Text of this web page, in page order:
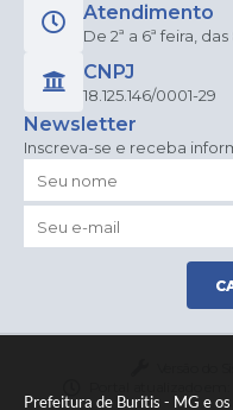
Prefeitura de Buritis - MG e
Atendimento
De 2ª a 6ª feira, das
CNPJ
18.125.146/0001-29
Newsletter
Inscreva-se e receba